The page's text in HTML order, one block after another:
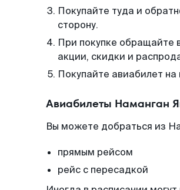
Покупайте туда и
сторону.
При покупке обращайте
акции, скидки и
Покупайте авиабилет
Авиабилеты Наманган
Вы можете добраться из
прямым рейсом
рейс с пересадкой